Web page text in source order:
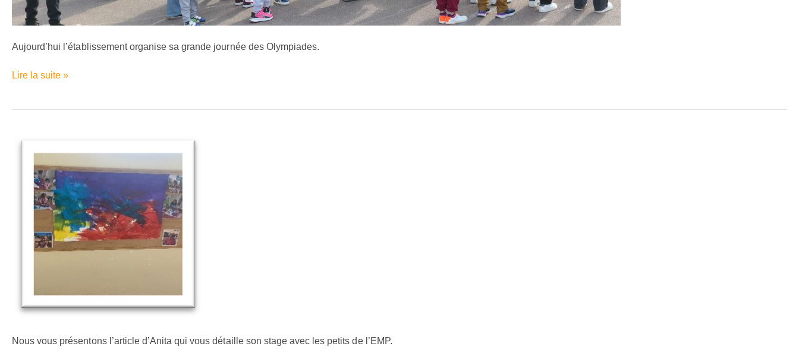
Aujourd’hui l’établissement organise sa grande journée des Olympiades.
Lire la suite »
Nous vous présentons l’article d’Anita qui vous détaille son stage avec les petits de l’EMP.
Une
jeune
l’EMPRO
stage
enfants